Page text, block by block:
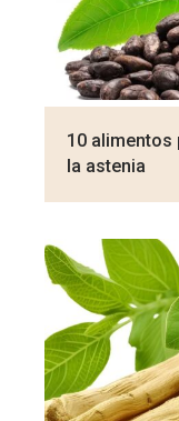
10 alimentos
la astenia